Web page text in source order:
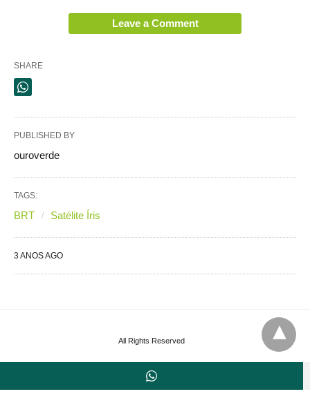
Leave a Comment
SHARE
PUBLISHED BY
ouroverde
TAGS:
BRT Satélite Íris
3 ANOS AGO
All Rights Reserved